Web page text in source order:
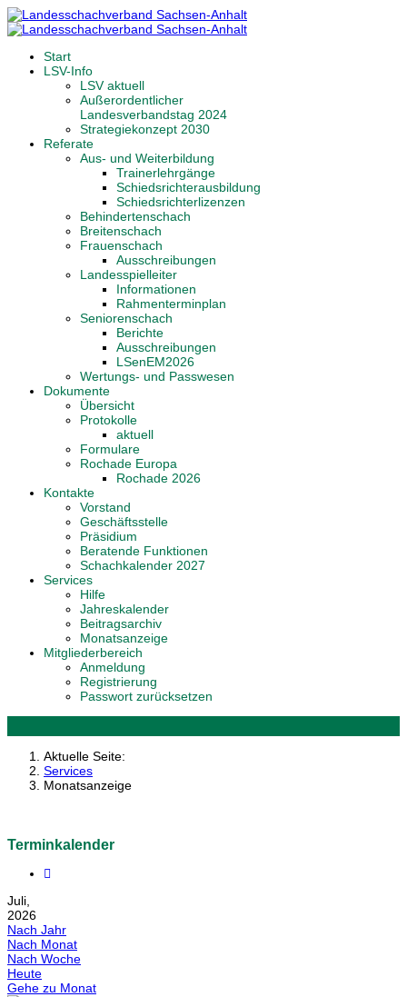
Start
LSV-Info
LSV aktuell
Außerordentlicher
Landesverbandstag 2024
Strategiekonzept 2030
Referate
Aus- und Weiterbildung
Trainerlehrgänge
Schiedsrichterausbildung
Schiedsrichterlizenzen
Behindertenschach
Breitenschach
Frauenschach
Ausschreibungen
Landesspielleiter
Informationen
Rahmenterminplan
Seniorenschach
Berichte
Ausschreibungen
LSenEM2026
Wertungs- und Passwesen
Dokumente
Übersicht
Protokolle
aktuell
Formulare
Rochade Europa
Rochade 2026
Kontakte
Vorstand
Geschäftsstelle
Präsidium
Beratende Funktionen
Schachkalender 2027
Services
Hilfe
Jahreskalender
Beitragsarchiv
Monatsanzeige
Mitgliederbereich
Anmeldung
Registrierung
Passwort zurücksetzen
Aktuelle Seite:
Services
Monatsanzeige
Terminkalender
Juli,
2026
Nach Jahr
Nach Monat
Nach Woche
Heute
Gehe zu Monat